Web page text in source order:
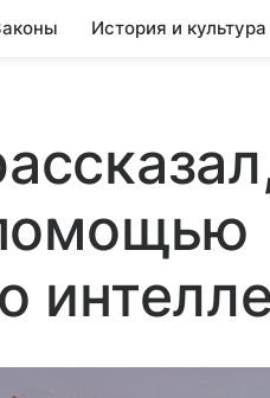
История и культура